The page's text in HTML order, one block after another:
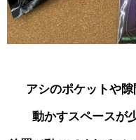
アシのポケットや隙
動かすスペースが